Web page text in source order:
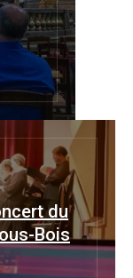
du
Bois